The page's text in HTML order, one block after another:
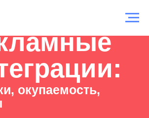
окупаемость,